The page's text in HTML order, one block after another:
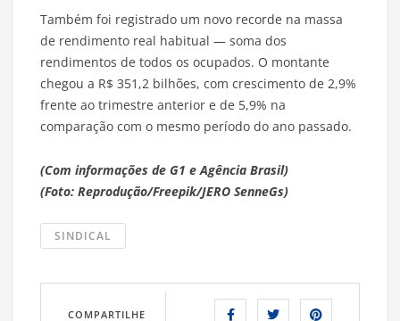
Também foi registrado um novo recorde na massa
de rendimento real habitual — soma dos
rendimentos de todos os ocupados. O montante
chegou a R$ 351,2 bilhões, com crescimento de 2,9%
frente ao trimestre anterior e de 5,9% na
comparação com o mesmo período do ano passado.
(Com informações de G1 e Agência Brasil)
(Foto: Reprodução/Freepik/JERO SenneGs)
SINDICAL
COMPARTILHE